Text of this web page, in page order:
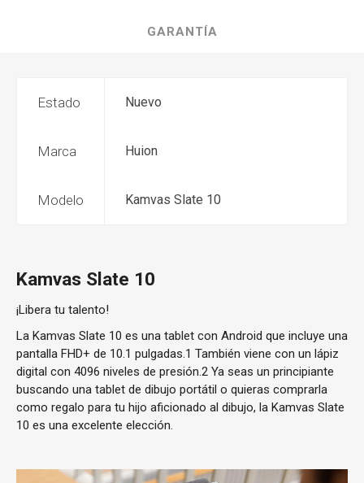
GARANTÍA
Estado Nuevo
Marca Huion
Modelo Kamvas Slate 10
Kamvas Slate 10
¡Libera tu talento!
La Kamvas Slate 10 es una tablet con Android que incluye una
pantalla FHD+ de 10.1 pulgadas.1 También viene con un lápiz
digital con 4096 niveles de presión.2 Ya seas un principiante
buscando una tablet de dibujo portátil o quieras comprarla
como regalo para tu hijo aficionado al dibujo, la Kamvas Slate
10 es una excelente elección.